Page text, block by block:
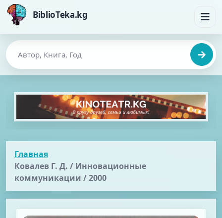
BiblioTeka.kg
Главная
Ковалев Г. Д. / Инновационные
коммуникации / 2000